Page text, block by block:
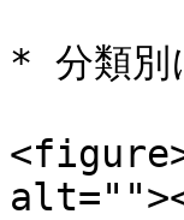
* 分類別